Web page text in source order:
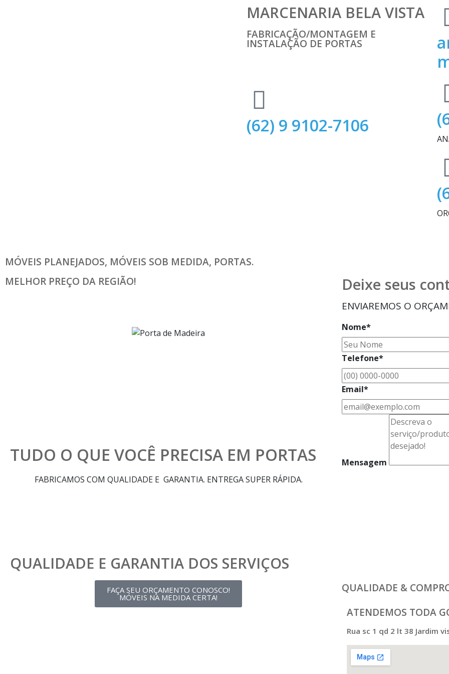
MARCENARIA BELA VISTA
FABRICAÇÃO/MONTAGEM E
INSTALAÇÃO DE PORTAS
(62) 9 9102-7106
MÓVEIS PLANEJADOS, MÓVEIS SOB MEDIDA, PORTAS.
MELHOR PREÇO DA REGIÃO!
TUDO O QUE VOCÊ PRECISA EM PORTAS
FABRICAMOS COM QUALIDADE E GARANTIA. ENTREGA SUPER RÁPIDA.
QUALIDADE E GARANTIA DOS SERVIÇOS
FAÇA SEU ORÇAMENTO CONOSCO!
MÓVEIS NA MEDIDA CERTA!
Deixe seus
ENVIAREMOS O
Nome*
Telefone*
Email*
Mensagem
QUALIDADE &
ATENDEMOS TODA
Rua sc 1 qd 2 lt 38 Jardim